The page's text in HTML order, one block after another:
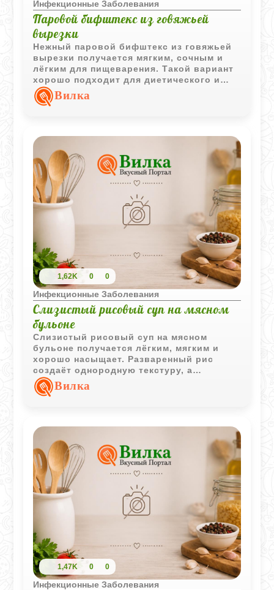
Инфекционные Заболевания
Паровой бифштекс из говяжьей
вырезки
Нежный паровой бифштекс из говяжьей
вырезки получается мягким, сочным и
лёгким для пищеварения. Такой вариант
хорошо подходит для диетического и
щадящего питания без лишнего жира и
обжаривания.
Вилка
1,62K 0 0
Инфекционные Заболевания
Слизистый рисовый суп на мясном
бульоне
Слизистый рисовый суп на мясном
бульоне получается лёгким, мягким и
хорошо насыщает. Разваренный рис
создаёт однородную текстуру, а
сливочное масло делает вкус более
мягким.Вилка
1,47K 0 0
Инфекционные Заболевания